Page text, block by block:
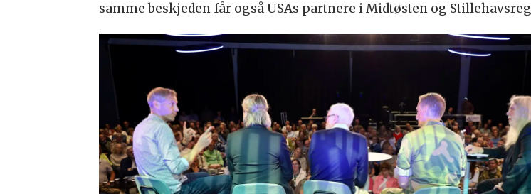
samme beskjeden får også USAs partnere i Midtøsten og